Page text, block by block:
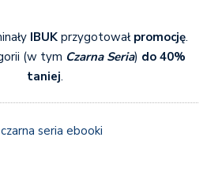
IBUK przygotował promocję.
(w tym Czarna Seria) do 40%
taniej.